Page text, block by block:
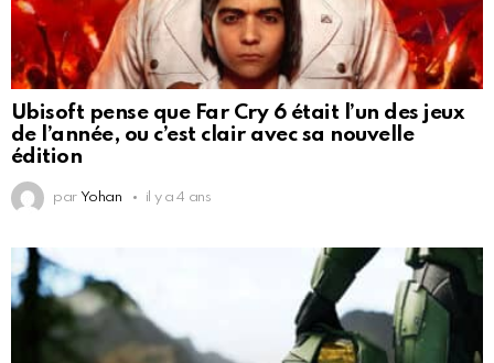
Ubisoft pense que Far Cry 6 était l’un des jeux
de l’année, ou c’est clair avec sa nouvelle
édition
par Yohan il y a 4 ans